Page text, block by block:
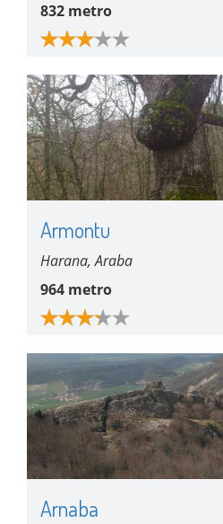
832 metro
Armontu
Harana, Araba
964 metro
Arnaba